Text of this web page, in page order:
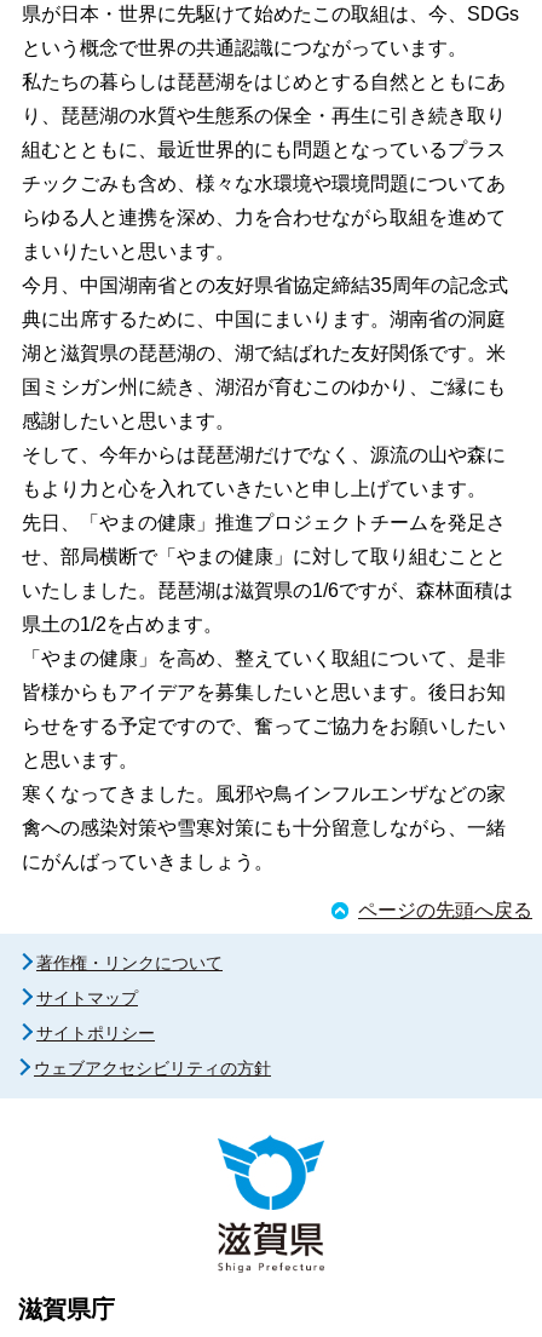
県が日本・世界に先駆けて始めたこの取組は、今、SDGs
という概念で世界の共通認識につながっています。
私たちの暮らしは琵琶湖をはじめとする自然とともにあ
り、琵琶湖の水質や生態系の保全・再生に引き続き取り
組むとともに、最近世界的にも問題となっているプラス
チックごみも含め、様々な水環境や環境問題についてあ
らゆる人と連携を深め、力を合わせながら取組を進めて
まいりたいと思います。
今月、中国湖南省との友好県省協定締結35周年の記念式
典に出席するために、中国にまいります。湖南省の洞庭
湖と滋賀県の琵琶湖の、湖で結ばれた友好関係です。米
国ミシガン州に続き、湖沼が育むこのゆかり、ご縁にも
感謝したいと思います。
そして、今年からは琵琶湖だけでなく、源流の山や森に
もより力と心を入れていきたいと申し上げています。
先日、「やまの健康」推進プロジェクトチームを発足さ
せ、部局横断で「やまの健康」に対して取り組むことと
いたしました。琵琶湖は滋賀県の1/6ですが、森林面積は
県土の1/2を占めます。
「やまの健康」を高め、整えていく取組について、是非
皆様からもアイデアを募集したいと思います。後日お知
らせをする予定ですので、奮ってご協力をお願いしたい
と思います。
寒くなってきました。風邪や鳥インフルエンザなどの家
禽への感染対策や雪寒対策にも十分留意しながら、一緒
にがんばっていきましょう。
ページの先頭へ戻る
著作権・リンクについて
サイトマップ
サイトポリシー
ウェブアクセシビリティの方針
滋賀県庁